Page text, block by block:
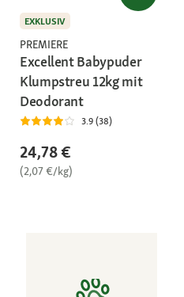
EXKLUSIV
PREMIERE
Excellent Babypuder
Klumpstreu 12kg mit
Deodorant
3.9 (38)
24,78 €
(2,07 €/kg)